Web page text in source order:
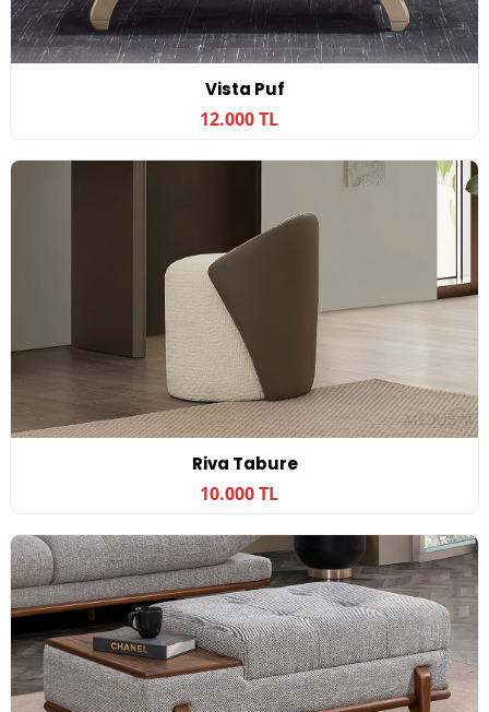
Vista Puf
12.000 TL
Riva Tabure
10.000 TL